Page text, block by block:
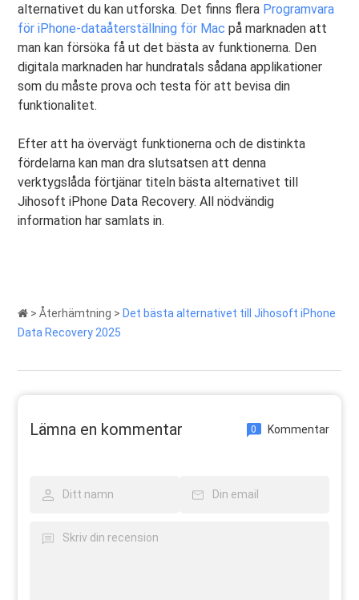
alternativet du kan utforska. Det finns flera Programvara
för iPhone-dataåterställning för Mac på marknaden att
man kan försöka få ut det bästa av funktionerna. Den
digitala marknaden har hundratals sådana applikationer
som du måste prova och testa för att bevisa din
funktionalitet.
Efter att ha övervägt funktionerna och de distinkta
fördelarna kan man dra slutsatsen att denna
verktygslåda förtjänar titeln bästa alternativet till
Jihosoft iPhone Data Recovery. All nödvändig
information har samlats in.
>Återhämtning > Det bästa alternativet till Jihosoft iPhone
Data Recovery 2025
Lämna en kommentar 0 Kommentar